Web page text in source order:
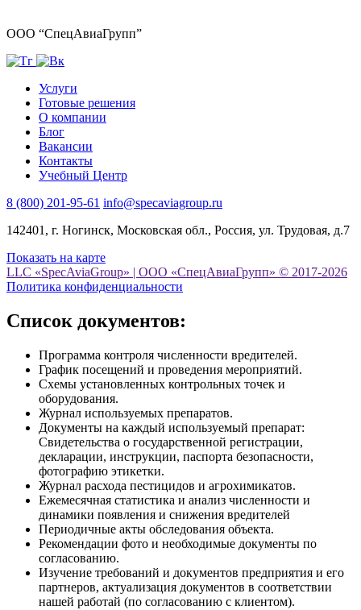
ООО “СпецАвиаГрупп”
Услуги
Готовые решения
О компании
Блог
Вакансии
Контакты
Учебный Центр
8 (800) 201-95-61 info@specaviagroup.ru
142401, г. Ногинск, Московская обл., Россия, ул. Трудовая, д.7
Показать на карте
LLC «SpecAviaGroup» | ООО «СпецАвиаГрупп» © 2017-2026
Политика конфиденциальности
Список документов:
Программа контроля численности вредителей.
График посещений и проведения мероприятий.
Схемы установленных контрольных точек и
оборудования.
Журнал используемых препаратов.
Документы на каждый используемый препарат:
Свидетельства о государственной регистрации,
декларации, инструкции, паспорта безопасности,
фотографию этикетки.
Журнал расхода пестицидов и агрохимикатов.
Ежемесячная статистика и анализ численности и
динамики появления и снижения вредителей
Периодичные акты обследования объекта.
Рекомендации фото и необходимые документы по
согласованию.
Изучение требований и документов предприятия и его
партнеров, актуализация документов в соответствии
нашей работай (по согласованию с клиентом).